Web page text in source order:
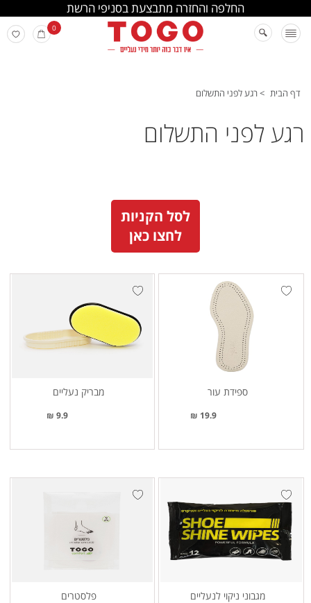
החלפה והחזרה מתבצעת בסניפי הרשת
0
דף הבית > רגע לפני התשלום
רגע לפני התשלום
לסל הקניות
לחצו כאן
ספידת עור
19.9 ₪
מבריק נעליים
9.9 ₪
מגבוני ניקוי לנעליים פלסטרים